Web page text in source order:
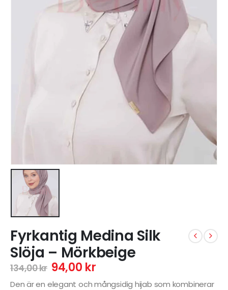
Fyrkantig Medina Silk
Slöja – Mörkbeige
134,00kr 94,00 kr
Den är en elegant och mångsidig hijab som kombinerar